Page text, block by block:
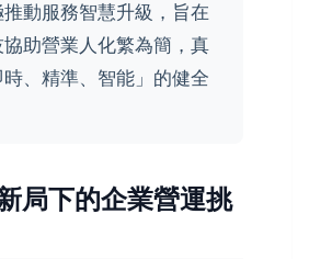
動服務智慧升級，旨在
助營業人化繁為簡，真
、精準、智能」的健全
局下的企業營運挑